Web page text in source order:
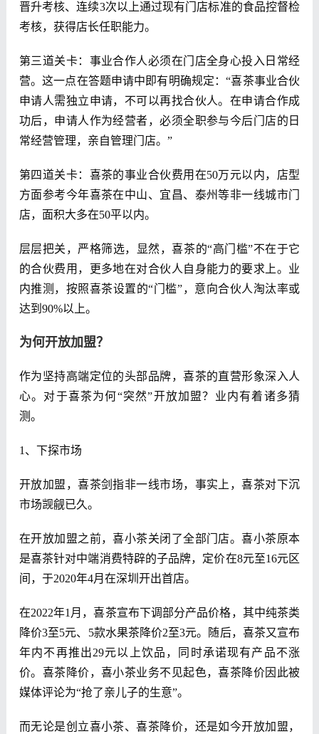
晋升考核、连续3次以上通过现有门店标准的食品控督检
考核，获得店长任职能力。
第三道关卡：事业合作人必须在门店全身心投入日常经
营。这一点在答题申请中即有明确规定：“喜茶事业合伙
申请人需独立申请，不可以再找合伙人。在申请合作成
功后，申请人作为经营者，必须全职参与今后门店的日
常经营管理，亲自管理门店。”
第四道关卡：喜茶的事业合伙费用在50万元以内，店型
方面参考今年喜茶在中山、宜昌、泰州等非一线城市门
店，面积大多在50平以内。
层层把关，严格筛选，显然，喜茶的“高门槛”不在于它
的合伙费用，更多地在对合伙人自身能力的要求上。业
内推测，按照喜茶设置的“门槛”，意向合伙人淘汰率或
达到90%以上。
为何开放加盟？
作为坚持高端定位的头部品牌，喜茶的直营形象深入人
心。对于喜茶为何“突然”开放加盟？业内有着诸多猜
测。
1、下探市场
开放加盟，喜茶剑指非一线市场，事实上，喜茶对下沉
市场觊觎已久。
在开放加盟之前，喜小茶关闭了全部门店。喜小茶原本
是喜茶针对中端消费特辟的子品牌，定价在8元至16元区
间，于2020年4月在深圳开出首店。
在2022年1月，喜茶宣布下调部分产品价格，其中纯茶类
降价3至5元、5款水果茶降价2至3元。随后，喜茶又宣布
年内不再推出29元以上饮品，同时承诺现有产品不涨
价。喜茶降价，喜小茶业务不见起色，喜茶降价因此被
媒体评论为“抢了亲儿子的生意”。
而无论是创立喜小茶、喜茶降价，还是如今开放加盟，